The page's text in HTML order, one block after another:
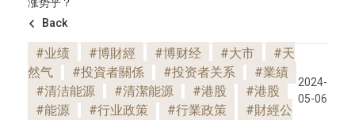
Back
#业绩 #博財經 #博财经 #大市
#天
然气
#投資者關係 #投资者关系
#業績
#清洁能源
#清潔能源 #港股
#港股
#能源
#行业政策 #行業政策
#財經公
2024-
05-06